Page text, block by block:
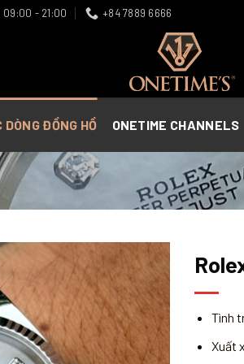
09:00 - 21:00 +84 7889 6666
ĐỒNG HỒ ONETIME CHANNELS
Tình
Xuất